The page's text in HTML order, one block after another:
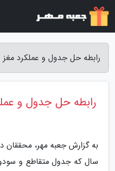
رابطه حل جدول و عملکرد مغز
رابطه حل جدول و
سال که جدول متقاطع و